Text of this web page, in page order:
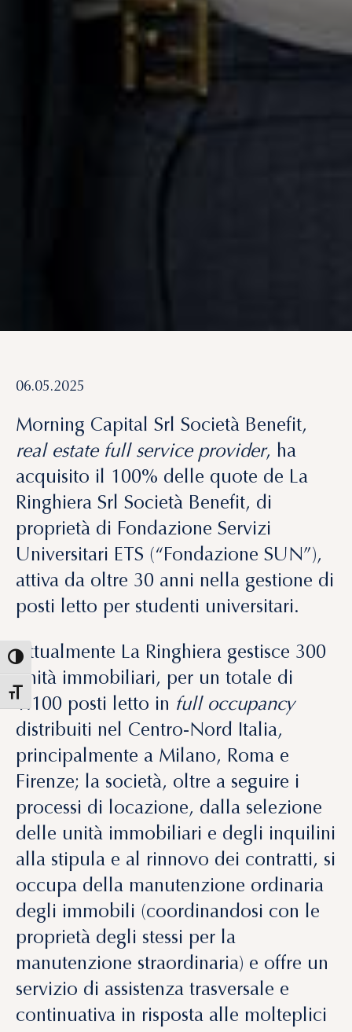
06.05.2025
Morning Capital Srl Società Benefit,
real estate full service provider, ha
acquisito il 100% delle quote de La
Ringhiera Srl Società Benefit, di
proprietà di Fondazione Servizi
Universitari ETS (“Fondazione SUN”),
attiva da oltre 30 anni nella gestione di
posti letto per studenti universitari.
Attualmente La Ringhiera gestisce 300
unità immobiliari, per un totale di
1.100 posti letto in full occupancy
distribuiti nel Centro-Nord Italia,
principalmente a Milano, Roma e
Firenze; la società, oltre a seguire i
processi di locazione, dalla selezione
delle unità immobiliari e degli inquilini
alla stipula e al rinnovo dei contratti, si
occupa della manutenzione ordinaria
degli immobili (coordinandosi con le
proprietà degli stessi per la
manutenzione straordinaria) e offre un
servizio di assistenza trasversale e
continuativa in risposta alle molteplici